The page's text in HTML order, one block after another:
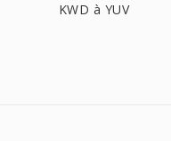
KWD à YUV